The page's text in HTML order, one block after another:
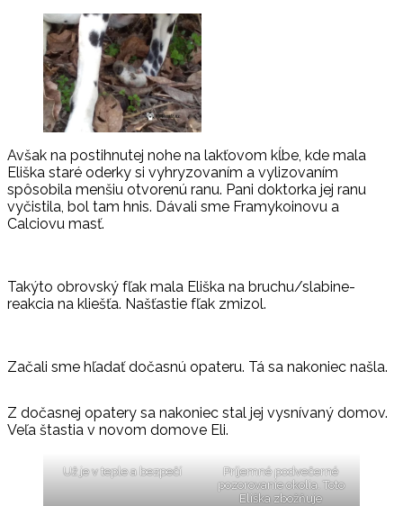
Avšak na postihnutej nohe na lakťovom kĺbe, kde mala
Eliška staré oderky si vyhryzovaním a vylizovaním
spôsobila menšiu otvorenú ranu. Pani doktorka jej ranu
vyčistila, bol tam hnis. Dávali sme Framykoinovu a
Calciovu masť.
Takýto obrovský fľak mala Eliška na bruchu/slabine-
reakcia na kliešťa. Našťastie fľak zmizol.
Začali sme hľadať dočasnú opateru. Tá sa nakoniec našla.
Z dočasnej opatery sa nakoniec stal jej vysnívaný domov.
Veľa štastia v novom domove Eli.
Už je v teple a bezpečí
Príjemné podvečerné
pozorovanie okolia. Toto
Eliška zbožňuje